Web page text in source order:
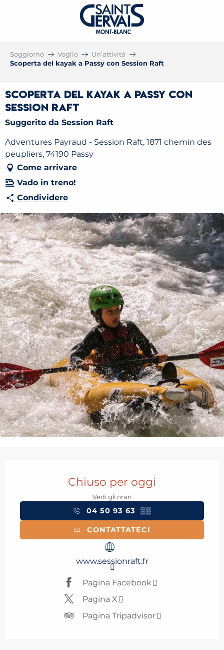
Soggiorno Voglio
Un’attività
Scoperta del kayak a Passy con Session Raft
Scoperta del kayak a Passy con
Session Raft
Suggerito da Session Raft
Adventures Payraud - Session Raft, 1871 chemin des
peupliers, 74190 Passy
Come arrivare
Vado in treno!
Condividere
Chiuso per oggi
Vedi gli orari
04 50 93 63 ▒▒
CONTATTATECI
www.sessionraft.fr
Pagina Facebook
Pagina X
Pagina Tripadvisor